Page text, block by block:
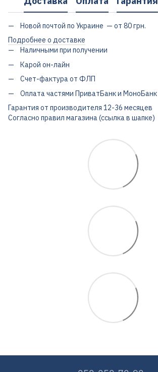
Новой почтой по Украине — от 80 грн.
Подробнее о доставке
Наличными при получении
Карой он-лайн
Счет-фактура от ФЛП
Оплата частями ПриватБанк и МоноБанк
Гарантия от производителя 12-36 месяцев
Согласно правил магазина (ссылка в шапке)